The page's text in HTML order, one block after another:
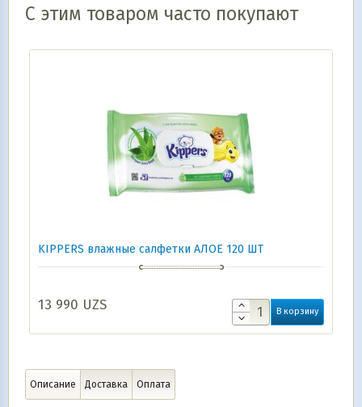
С этим товаром часто покупают
KIPPERS влажные салфетки АЛОЕ 120 ШТ
13 990 UZS В корзину
Описание Доставка Оплата